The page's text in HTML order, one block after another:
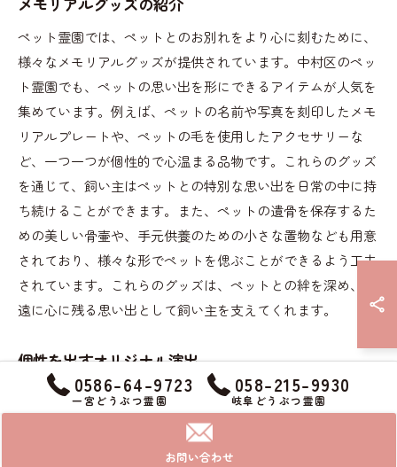
ペット霊園では、ペットとのお別れをより心に刻むために、
様々なメモリアルグッズが提供されています。中村区のペッ
ト霊園でも、ペットの思い出を形にできるアイテムが人気を
集めています。例えば、ペットの名前や写真を刻印したメモ
リアルプレートや、ペットの毛を使用したアクセサリーな
ど、一つ一つが個性的で心温まる品物です。これらのグッズ
を通じて、飼い主はペットとの特別な思い出を日常の中に持
ち続けることができます。また、ペットの遺骨を保存するた
めの美しい骨壷や、手元供養のための小さな置物なども用意
されており、様々な形でペットを偲ぶことができるよう工夫
されています。これらのグッズは、ペットとの絆を深め、永
遠に心に残る思い出として飼い主を支えてくれます。
個性を出すオリジナル演出
愛知県名古屋市中村区のペット霊園では、ペット葬儀におい
て個性を尊重したオリジナル演出が可能です。ペットは家族
の一員として特別な存在であり、その個性を反映した演出が
0586-64-9723
一宮どうぶつ霊園
058-215-9930
岐阜どうぶつ霊園
お問い合わせ